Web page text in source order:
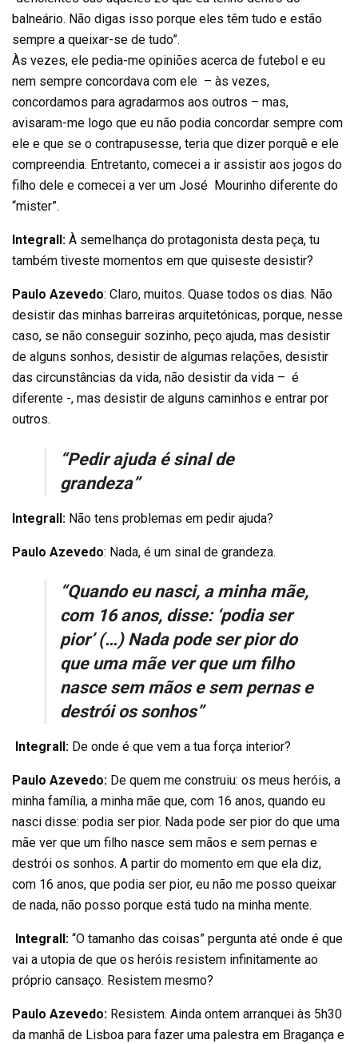
balneário. Não digas isso porque eles têm tudo e estão
sempre a queixar-se de tudo”.
Às vezes, ele pedia-me opiniões acerca de futebol e eu
nem sempre concordava com ele – às vezes,
concordamos para agradarmos aos outros – mas,
avisaram-me logo que eu não podia concordar sempre com
ele e que se o contrapusesse, teria que dizer porquê e ele
compreendia. Entretanto, comecei a ir assistir aos jogos do
filho dele e comecei a ver um José Mourinho diferente do
“mister”.
Integrall: À semelhança do protagonista desta peça, tu
também tiveste momentos em que quiseste desistir?
Paulo Azevedo: Claro, muitos. Quase todos os dias. Não
desistir das minhas barreiras arquitetónicas, porque, nesse
caso, se não conseguir sozinho, peço ajuda, mas desistir
de alguns sonhos, desistir de algumas relações, desistir
das circunstâncias da vida, não desistir da vida – é
diferente -, mas desistir de alguns caminhos e entrar por
outros.
“Pedir ajuda é sinal de
grandeza”
Integrall: Não tens problemas em pedir ajuda?
Paulo Azevedo: Nada, é um sinal de grandeza.
“Quando eu nasci, a minha mãe,
com 16 anos, disse: ‘podia ser
pior’ (…) Nada pode ser pior do
que uma mãe ver que um filho
nasce sem mãos e sem pernas e
destrói os sonhos”
Integrall: De onde é que vem a tua força interior?
Paulo Azevedo: De quem me construiu: os meus heróis, a
minha família, a minha mãe que, com 16 anos, quando eu
nasci disse: podia ser pior. Nada pode ser pior do que uma
mãe ver que um filho nasce sem mãos e sem pernas e
destrói os sonhos. A partir do momento em que ela diz,
com 16 anos, que podia ser pior, eu não me posso queixar
de nada, não posso porque está tudo na minha mente.
Integrall: “O tamanho das coisas” pergunta até onde é que
vai a utopia de que os heróis resistem infinitamente ao
próprio cansaço. Resistem mesmo?
Paulo Azevedo: Resistem. Ainda ontem arranquei às 5h30
da manhã de Lisboa para fazer uma palestra em Bragança e